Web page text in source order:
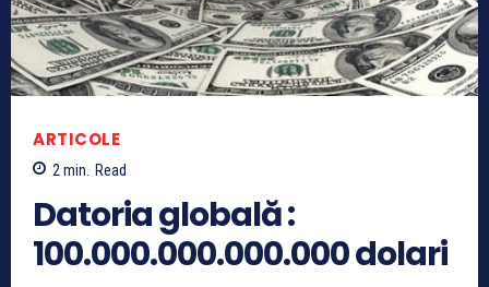
ARTICOLE
2 min. Read
Datoria globală :
100.000.000.000.000 dolari